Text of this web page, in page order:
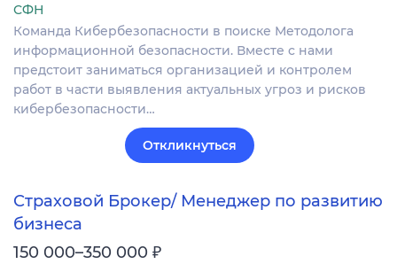
СФН
Команда Кибербезопасности в поиске Методолога
информационной безопасности. Вместе с нами
предстоит заниматься организацией и контролем
работ в части выявления актуальных угроз и рисков
кибербезопасности…
Откликнуться
Страховой Брокер/ Менеджер по развитию
бизнеса
150 000–350 000 ₽